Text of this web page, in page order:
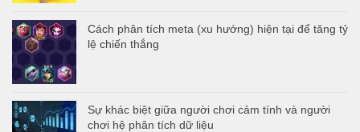
Cách phân tích meta (xu hướng) hiện tại để tăng tỷ
lệ chiến thắng
Sự khác biệt giữa người chơi cảm tính và người
chơi hệ phân tích dữ liệu